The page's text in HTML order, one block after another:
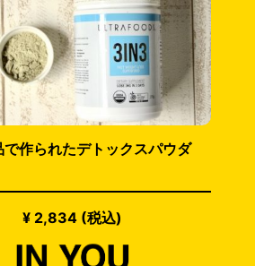
で作られたデトックスパウダ
¥ 2,834 (税込)